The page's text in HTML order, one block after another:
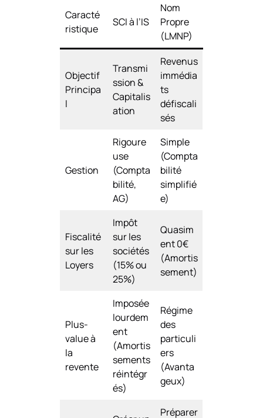
Caracté
ristique
SCI à l’IS
Nom
Propre
(LMNP)
Objectif
Principa
l
Transmi
ssion &
Capitalis
ation
Revenus
immédia
ts
défiscali
sés
Gestion
Rigoure
use
(Compta
bilité,
AG)
Simple
(Compta
bilité
simplifié
e)
Fiscalité
sur les
Loyers
Impôt
sur les
sociétés
(15% ou
25%)
Quasim
ent 0€
(Amortis
sement)
Plus-
value à
la
revente
Imposée
lourdem
ent
(Amortis
sements
réintégr
és)
Régime
des
particuli
ers
(Avanta
geux)
Préparer